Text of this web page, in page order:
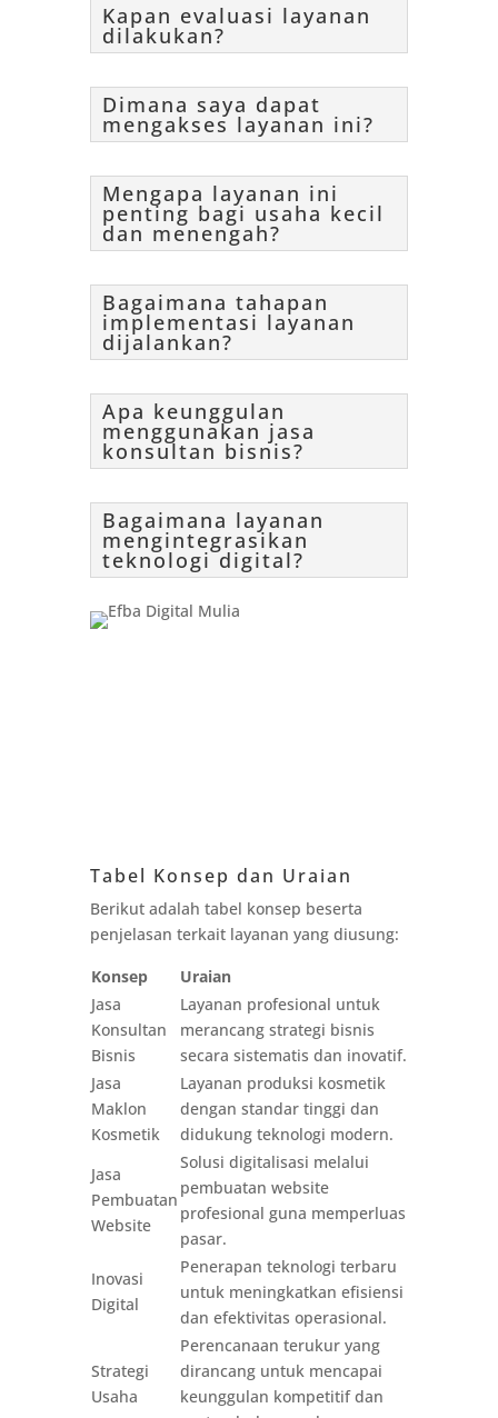
Kapan evaluasi layanan
dilakukan?
Dimana saya dapat
mengakses layanan ini?
Mengapa layanan ini
penting bagi usaha kecil
dan menengah?
Bagaimana tahapan
implementasi layanan
dijalankan?
Apa keunggulan
menggunakan jasa
konsultan bisnis?
Bagaimana layanan
mengintegrasikan
teknologi digital?
Tabel Konsep dan Uraian
Berikut adalah tabel konsep beserta
penjelasan terkait layanan yang diusung:
Konsep
Uraian
Jasa
Konsultan
Bisnis
Layanan profesional untuk
merancang strategi bisnis
secara sistematis dan inovatif.
Jasa
Maklon
Kosmetik
Layanan produksi kosmetik
dengan standar tinggi dan
didukung teknologi modern.
Jasa
Pembuatan
Website
Solusi digitalisasi melalui
pembuatan website
profesional guna memperluas
pasar.
Inovasi
Digital
Penerapan teknologi terbaru
untuk meningkatkan efisiensi
dan efektivitas operasional.
Strategi
Usaha
Perencanaan terukur yang
dirancang untuk mencapai
keunggulan kompetitif dan